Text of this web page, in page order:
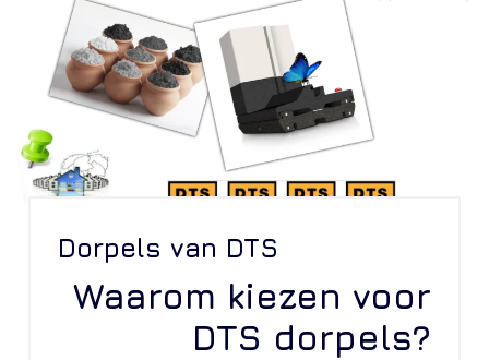
Dorpels van DTS
Waarom kiezen voor
DTS dorpels?